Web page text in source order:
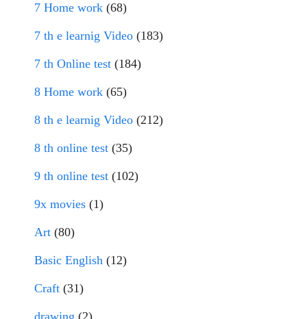
7 Home work (68)
7 th e learnig Video (183)
7 th Online test (184)
8 Home work (65)
8 th e learnig Video (212)
8 th online test (35)
9 th online test (102)
9x movies (1)
Art (80)
Basic English (12)
Craft (31)